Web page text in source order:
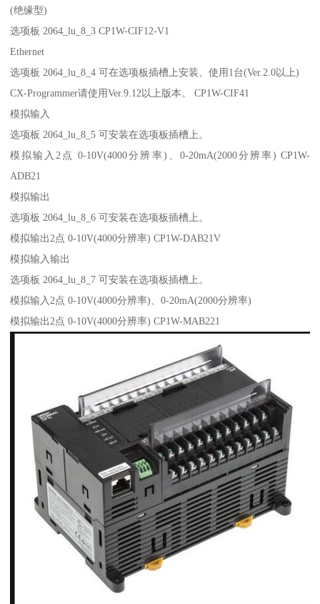
(绝缘型)
选项板 2064_lu_8_3 CP1W-CIF12-V1
Ethernet
选项板 2064_lu_8_4 可在选项板插槽上安装、使用1台(Ver.2.0以上)
CX-Programmer请使用Ver.9.12以上版本。 CP1W-CIF41
模拟输入
选项板 2064_lu_8_5 可安装在选项板插槽上。
模拟输入2点 0-10V(4000分辨率)、0-20mA(2000分辨率) CP1W-
ADB21
模拟输出
选项板 2064_lu_8_6 可安装在选项板插槽上。
模拟输出2点 0-10V(4000分辨率) CP1W-DAB21V
模拟输入输出
选项板 2064_lu_8_7 可安装在选项板插槽上。
模拟输入2点 0-10V(4000分辨率)、0-20mA(2000分辨率)
模拟输出2点 0-10V(4000分辨率) CP1W-MAB221